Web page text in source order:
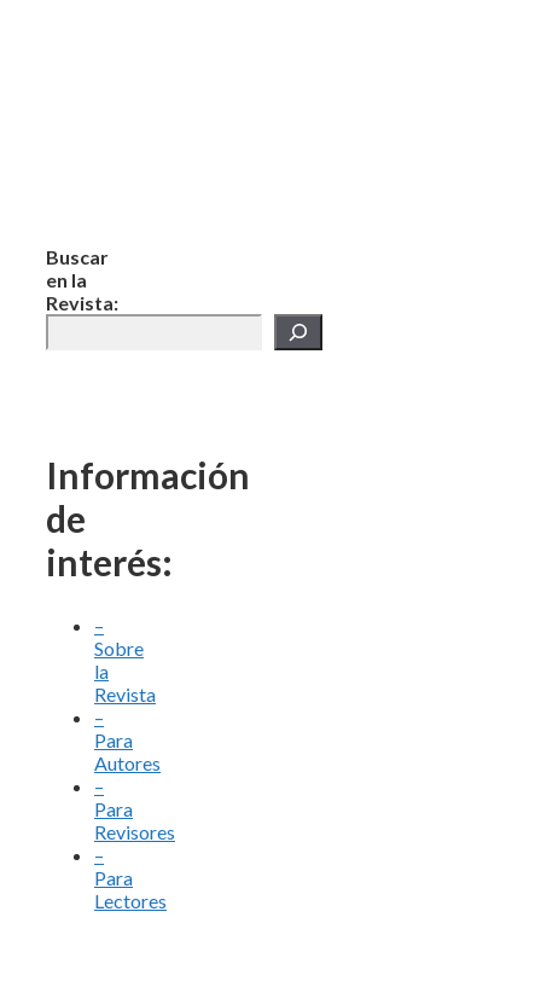
Buscar
en la
Revista:
Información
de
interés:
–
Sobre
la
Revista
–
Para
Autores
–
Para
Revisores
–
Para
Lectores